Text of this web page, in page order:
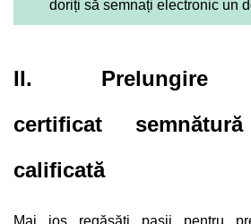
doriți să semnați electronic un
II. Prelungire
certificat
calificată